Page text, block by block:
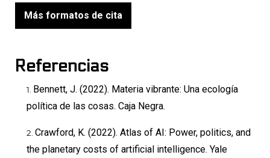
Más formatos de cita
Referencias
Bennett, J. (2022). Materia vibrante: Una ecología
política de las cosas. Caja Negra.
Crawford, K. (2022). Atlas of AI: Power, politics, and
the planetary costs of artificial intelligence. Yale